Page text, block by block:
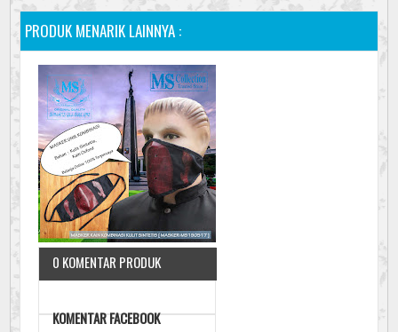
PRODUK MENARIK LAINNYA :
0 KOMENTAR PRODUK
KOMENTAR FACEBOOK